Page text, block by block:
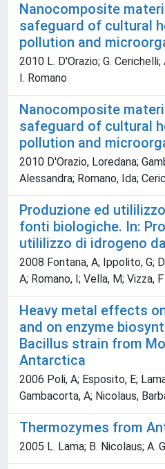
Nanocomposite
safeguard of cultural
pollution and
2010 L. D'Orazio; G.
I. Romano
Nanocomposite
safeguard of cultural
pollution and
2010 D'Orazio, Loredana;
Alessandra; Romano, Ida;
Produzione ed
fonti biologiche. In:
utililizzo di idrogeno
2008 Fontana, A; Ippolito, G;
A; Romano, I; Vella, M; Vizza, F
Heavy metal effects
and on enzyme
Bacillus strain from
Antarctica
2006 Poli, A; Esposito, E;
Gambacorta, A; Nicolaus,
Thermozymes from
2005 L. Lama; B. Nicolaus; A.